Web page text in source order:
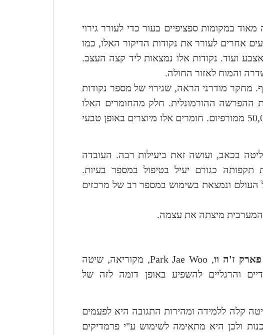
במקומות ספציפיים בעור כדי לעורר גירוי
אחרים לעורר את נקודות הדיקור האלו, כמו
ועוד. נקודות אלו נמצאות ליד קצה העצב.
והמוח לאזור החולה.
מחקר מודרני הראה, שגירוי של מספר נקודות
ההפרשה ההורמונלית. חלק מהחומרים האלו
חזקים פי 5,000 ועד 50,000 ממורפיום. חומרים אלו מיוצרים באופן טבעי
בכאב, ועושה זאת ביעילות רבה. העובדה
תקפותה כגורם יעיל בטיפול במספר בעיות.
העולם ונמצאת בשימוש במספר רב של מרכזים
מיצתה את עצמה.
ז'ה וו,
Park Jae Woo, מקוריאה, שיטה
והרגליים להשפיע באופן דומה לזה של
קלה ללמידה ומהירות התגובה היא לפעמים
ולכן היא מתאימה לשימוש ע"י פרמדיקים